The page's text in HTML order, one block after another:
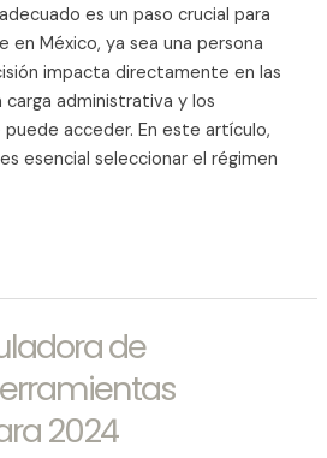
es un paso crucial para
en México, ya sea una persona
impacta directamente en las
carga administrativa y los
acceder. En este artículo,
esencial seleccionar el régimen
de
2024